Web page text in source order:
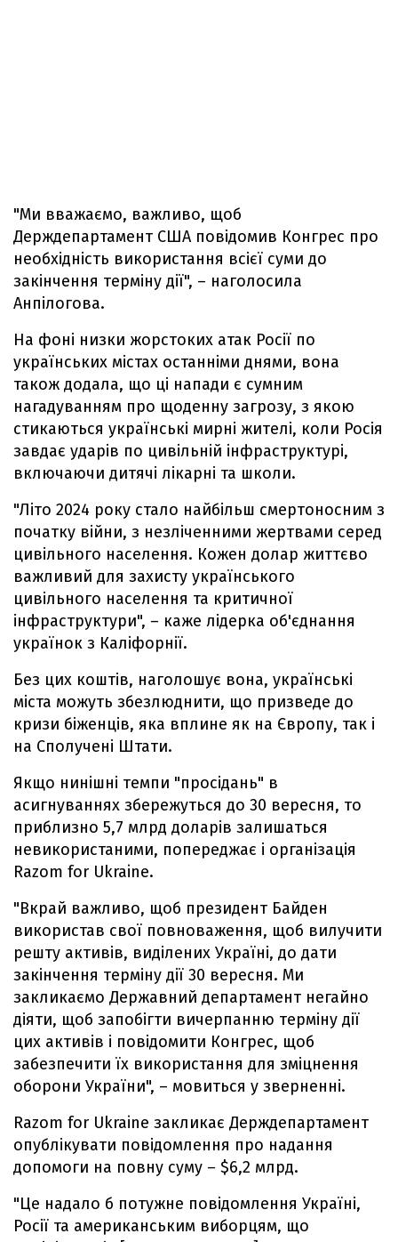
"Ми вважаємо, важливо, щоб
Держдепартамент США повідомив Конгрес про
необхідність використання всієї суми до
закінчення терміну дії", – наголосила
Анпілогова.
На фоні низки жорстоких атак Росії по
українських містах останніми днями, вона
також додала, що ці напади є сумним
нагадуванням про щоденну загрозу, з якою
стикаються українські мирні жителі, коли Росія
завдає ударів по цивільній інфраструктурі,
включаючи дитячі лікарні та школи.
"Літо 2024 року стало найбільш смертоносним з
початку війни, з незліченними жертвами серед
цивільного населення. Кожен долар життєво
важливий для захисту українського
цивільного населення та критичної
інфраструктури", – каже лідерка об'єднання
українок з Каліфорнії.
Без цих коштів, наголошує вона, українські
міста можуть збезлюднити, що призведе до
кризи біженців, яка вплине як на Європу, так і
на Сполучені Штати.
Якщо нинішні темпи "просідань" в
асигнуваннях збережуться до 30 вересня, то
приблизно 5,7 млрд доларів залишаться
невикористаними, попереджає і організація
Razom for Ukraine.
"Вкрай важливо, щоб президент Байден
використав свої повноваження, щоб вилучити
решту активів, виділених Україні, до дати
закінчення терміну дії 30 вересня. Ми
закликаємо Державний департамент негайно
діяти, щоб запобігти вичерпанню терміну дії
цих активів і повідомити Конгрес, щоб
забезпечити їх використання для зміцнення
оборони України", – мовиться у зверненні.
Razom for Ukraine закликає Держдепартамент
опублікувати повідомлення про надання
допомоги на повну суму – $6,2 млрд.
"Це надало б потужне повідомлення Україні,
Росії та американським виборцям, що